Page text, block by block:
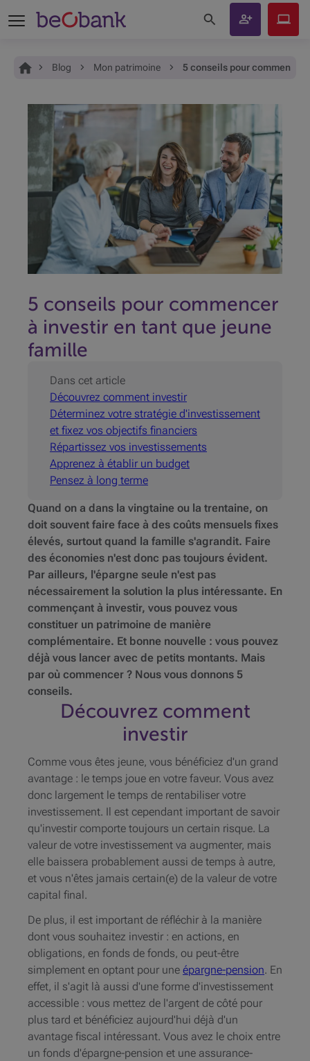
Vous êtes ici:
Accueil Blog Mon patrimoine 5 conseils pour commencer
5 conseils pour commencer
à investir en tant que jeune
famille
Dans cet article
Découvrez comment investir
Déterminez votre stratégie d'investissement
et fixez vos objectifs financiers
Répartissez vos investissements
Apprenez à établir un budget
Pensez à long terme
Quand on a dans la vingtaine ou la trentaine, on
doit souvent faire face à des coûts mensuels fixes
élevés, surtout quand la famille s'agrandit. Faire
des économies n'est donc pas toujours évident.
Par ailleurs, l'épargne seule n'est pas
nécessairement la solution la plus intéressante. En
commençant à investir, vous pouvez vous
constituer un patrimoine de manière
complémentaire. Et bonne nouvelle : vous pouvez
déjà vous lancer avec de petits montants. Mais
par où commencer ? Nous vous donnons 5
conseils.
Découvrez comment
investir
Comme vous êtes jeune, vous bénéficiez d'un grand
avantage : le temps joue en votre faveur. Vous avez
donc largement le temps de rentabiliser votre
investissement. Il est cependant important de savoir
qu'investir comporte toujours un certain risque. La
valeur de votre investissement va augmenter, mais
elle baissera probablement aussi de temps à autre,
et vous n'êtes jamais certain(e) de la valeur de votre
capital final.
De plus, il est important de réfléchir à la manière
dont vous souhaitez investir : en actions, en
obligations, en fonds de fonds, ou peut-être
simplement en optant pour une épargne-pension. En
effet, il s'agit là aussi d'une forme d'investissement
accessible : vous mettez de l'argent de côté pour
plus tard et bénéficiez aujourd'hui déjà d'un
avantage fiscal intéressant. Vous avez le choix entre
un fonds d'épargne-pension et une assurance-